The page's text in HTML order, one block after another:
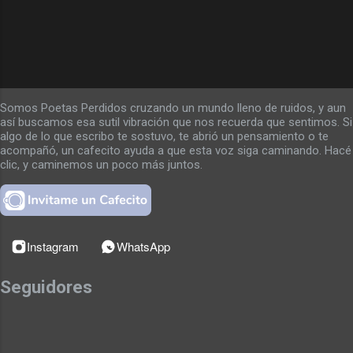
Somos Poetas Perdidos cruzando un mundo lleno de ruidos, y aun
así buscamos esa sutil vibración que nos recuerda que sentimos. Si
algo de lo que escribo te sostuvo, te abrió un pensamiento o te
acompañó, un cafecito ayuda a que esta voz siga caminando. Hacé
clic, y caminemos un poco más juntos.
Instagram WhatsApp
Seguidores